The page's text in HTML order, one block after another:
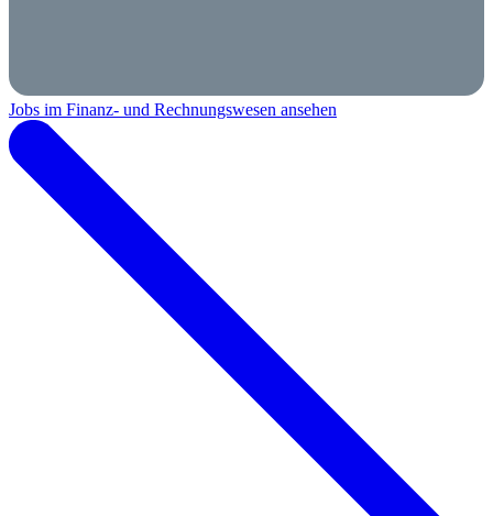
Jobs im Finanz- und Rechnungswesen ansehen